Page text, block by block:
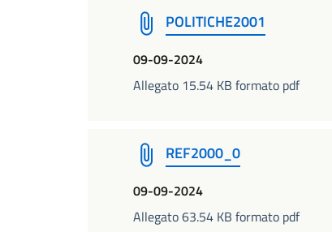
POLITICHE2001
09-09-2024
Allegato 15.54 KB formato pdf
REF2000_0
09-09-2024
Allegato 63.54 KB formato pdf